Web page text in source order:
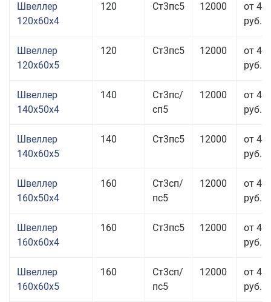
Швеллер
120x60x4
120 Ст3пс5 12000
от 41
руб.
Швеллер
120x60x5
120 Ст3пс5 12000
от 43
руб.
Швеллер
140x50x4
140
Ст3пс/
сп5
12000
от 49
руб.
Швеллер
140x60x5
140 Ст3пс5 12000
от 44
руб.
Швеллер
160x50x4
160
Ст3сп/
пс5
12000
от 41
руб.
Швеллер
160x60x4
160 Ст3пс5 12000
от 42
руб.
Швеллер
160x60x5
160
Ст3сп/
пс5
12000
от 42
руб.